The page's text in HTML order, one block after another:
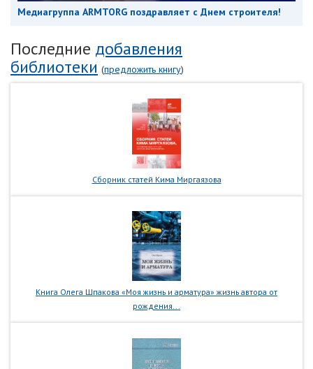
Медиагруппа ARMTORG поздравляет с Днем строителя!
Последние добавления
библиотеки (предложить книгу)
Сборник статей Кима Миргаязова
Книга Олега Шпакова «Моя жизнь и арматура» жизнь автора от
рождения...